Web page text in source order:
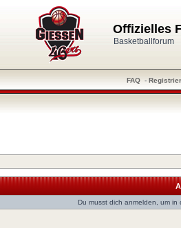
Offizielles
Basketballforum
FAQ -
Du musst dich anmelden, um in